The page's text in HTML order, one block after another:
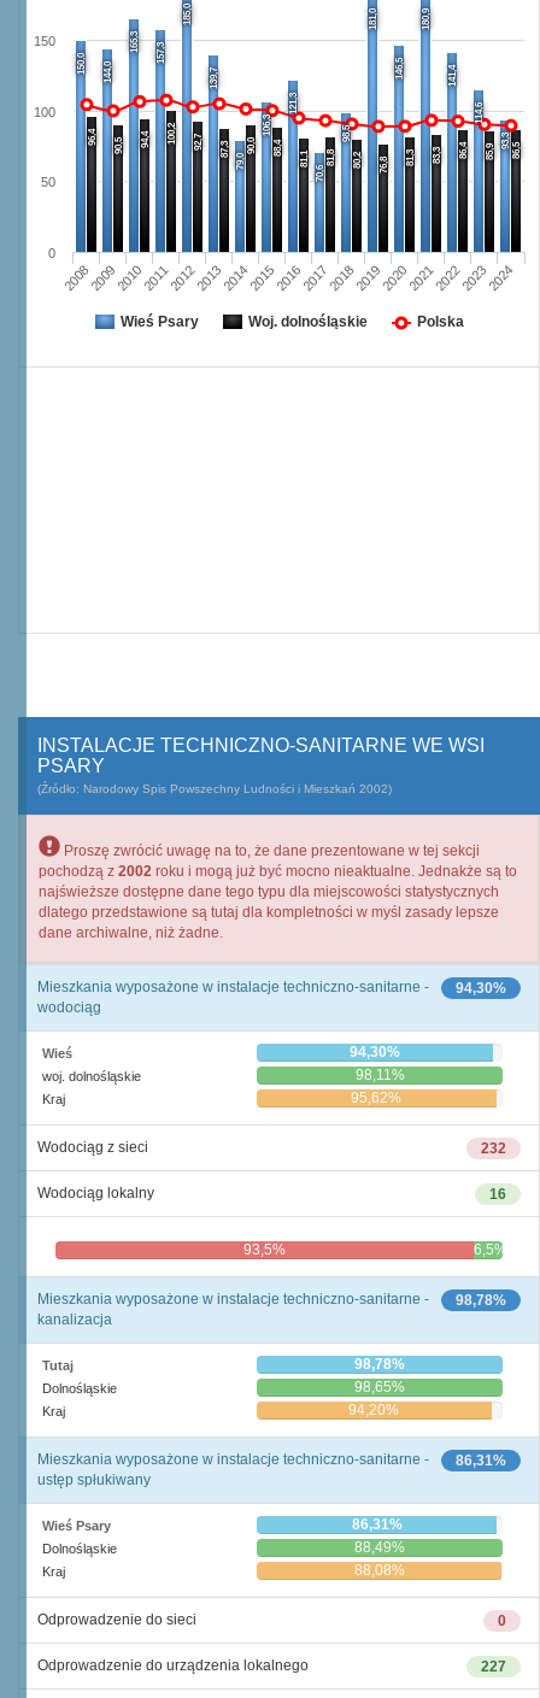
150,0 144,0
165,3 157,3
185,0
139,7
79,0
106,3
121,3
70,6
98,5
181,0
146,5
180,9
141,4
114,6
93,3
96,4 90,5 94,4 100,2 92,7 87,3 90,0 88,4
81,1 81,8 80,2 76,8 81,3 83,3 86,4 85,9 86,5
20082009201020112012201320142015201620172018201920202021202220232024
0
50
100
150
Wieś Psary Woj. dolnośląskie Polska
INSTALACJE TECHNICZNO-SANITARNE WE WSI
PSARY
(Źródło: Narodowy Spis Powszechny Ludności i Mieszkań 2002)
Proszę zwrócić uwagę na to, że dane prezentowane w tej sekcji
pochodzą z 2002 roku i mogą już być mocno nieaktualne. Jednakże są to
najświeższe dostępne dane tego typu dla miejscowości statystycznych
dlatego przedstawione są tutaj dla kompletności w myśl zasady lepsze
dane archiwalne, niż żadne.
94,30%
Mieszkania wyposażone w instalacje techniczno-sanitarne -
wodociąg
Wieś 94,30%
woj. dolnośląskie 98,11%
Kraj 95,62%
232
Wodociąg z sieci
16
Wodociąg lokalny
93,5% 6,5%
98,78%
Mieszkania wyposażone w instalacje techniczno-sanitarne -
kanalizacja
Tutaj 98,78%
Dolnośląskie 98,65%
Kraj 94,20%
86,31%
Mieszkania wyposażone w instalacje techniczno-sanitarne -
ustęp spłukiwany
Wieś Psary 86,31%
Dolnośląskie 88,49%
Kraj 88,08%
0
Odprowadzenie do sieci
227
Odprowadzenie do urządzenia lokalnego